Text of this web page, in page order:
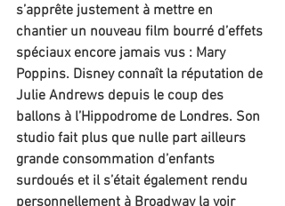
s’apprête justement à mettre en
chantier un nouveau film bourré d’effets
spéciaux encore jamais vus : Mary
Poppins. Disney connaît la réputation de
Julie Andrews depuis le coup des
ballons à l’Hippodrome de Londres. Son
studio fait plus que nulle part ailleurs
grande consommation d’enfants
surdoués et il s’était également rendu